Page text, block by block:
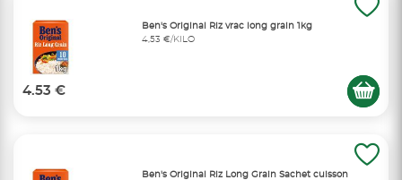
Ben's Original Riz vrac long grain 1kg
4,53 €/KILO
4.53 €
Ben's Original Riz Long Grain Sachet cuisson